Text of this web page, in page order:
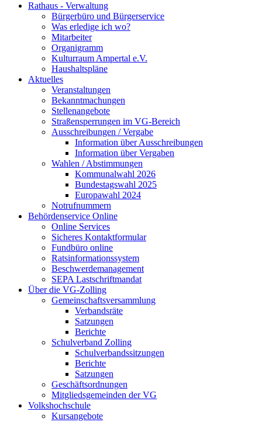
Rathaus - Verwaltung
Bürgerbüro und Bürgerservice
Was erledige ich wo?
Mitarbeiter
Organigramm
Kulturraum Ampertal e.V.
Haushaltspläne
Aktuelles
Veranstaltungen
Bekanntmachungen
Stellenangebote
Straßensperrungen im VG-Bereich
Ausschreibungen / Vergabe
Information über Ausschreibungen
Information über Vergaben
Wahlen / Abstimmungen
Kommunalwahl 2026
Bundestagswahl 2025
Europawahl 2024
Notrufnummern
Behördenservice Online
Online Services
Sicheres Kontaktformular
Fundbüro online
Ratsinformationssystem
Beschwerdemanagement
SEPA Lastschriftmandat
Über die VG-Zolling
Gemeinschaftsversammlung
Verbandsräte
Satzungen
Berichte
Schulverband Zolling
Schulverbandssitzungen
Berichte
Satzungen
Geschäftsordnungen
Mitgliedsgemeinden der VG
Volkshochschule
Kursangebote